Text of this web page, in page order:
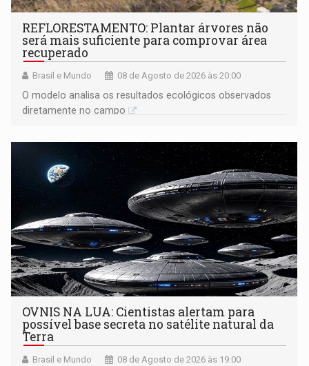
REFLORESTAMENTO: Plantar árvores não
será mais suficiente para comprovar área
recuperado
Brasil e Mundo 08 de Agosto de 2026 às 20:00
O modelo analisa os resultados ecológicos observados
diretamente no campo
OVNIS NA LUA: Cientistas alertam para
possível base secreta no satélite natural da
Terra
Brasil e Mundo 08 de Agosto de 2026 às 19:00